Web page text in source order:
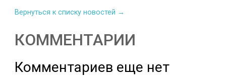
Вернуться к списку новостей →
КОММЕНТАРИИ
Комментариев еще нет